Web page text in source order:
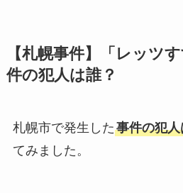
【札幌事件】「レッツ
件の犯人は誰？
札幌市で発生した事件の犯
てみました。